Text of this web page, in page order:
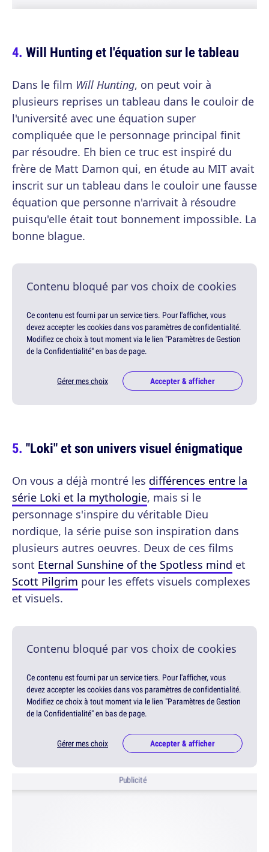
Will Hunting et l'équation sur le tableau
Dans le film Will Hunting, on peut voir à
plusieurs reprises un tableau dans le couloir de
l'université avec une équation super
compliquée que le personnage principal finit
par résoudre. Eh bien ce truc est inspiré du
frère de Matt Damon qui, en étude au MIT avait
inscrit sur un tableau dans le couloir une fausse
équation que personne n'arrivait à résoudre
puisqu'elle était tout bonnement impossible. La
bonne blague.
Contenu bloqué par vos choix de cookies
Ce contenu est fourni par un service tiers. Pour l'afficher, vous
devez accepter les cookies dans vos paramètres de confidentialité.
Modifiez ce choix à tout moment via le lien "Paramètres de Gestion
de la Confidentialité" en bas de page.
Gérer mes choix Accepter & afficher
"Loki" et son univers visuel énigmatique
On vous a déjà montré les différences entre la
série Loki et la mythologie, mais si le
personnage s'inspire du véritable Dieu
nordique, la série puise son inspiration dans
plusieurs autres oeuvres. Deux de ces films
sont Eternal Sunshine of the Spotless mind et
Scott Pilgrim pour les effets visuels complexes
et visuels.
Contenu bloqué par vos choix de cookies
Ce contenu est fourni par un service tiers. Pour l'afficher, vous
devez accepter les cookies dans vos paramètres de confidentialité.
Modifiez ce choix à tout moment via le lien "Paramètres de Gestion
de la Confidentialité" en bas de page.
Gérer mes choix Accepter & afficher
Publicité